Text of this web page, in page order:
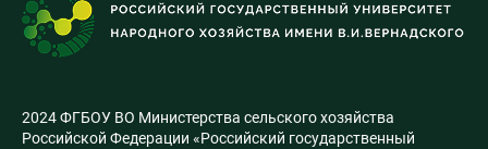
2024 ФГБОУ ВО Министерства сельского хозяйства
Российской Федерации «Российский государственный